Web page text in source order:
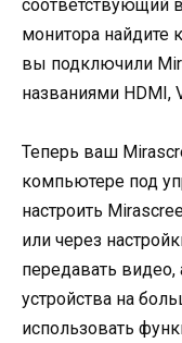
соответствующий
монитора найдите
вы подключили
названиями HDMI,
Теперь ваш
компьютере под
настроить
или через
передавать
устройства на
использовать